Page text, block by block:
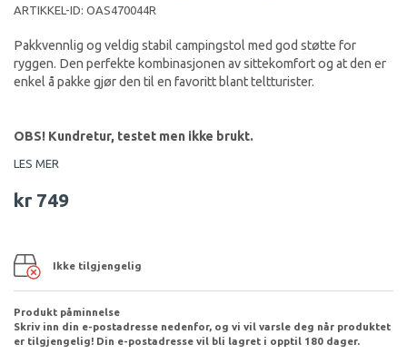
ARTIKKEL-ID: OAS470044R
Pakkvennlig og veldig stabil campingstol med god støtte for
ryggen. Den perfekte kombinasjonen av sittekomfort og at den er
enkel å pakke gjør den til en favoritt blant teltturister.
OBS! Kundretur, testet men ikke brukt.
LES MER
kr 749
Ikke tilgjengelig
Produkt påminnelse
Skriv inn din e-postadresse nedenfor, og vi vil varsle deg når produktet
er tilgjengelig! Din e-postadresse vil bli lagret i opptil 180 dager.